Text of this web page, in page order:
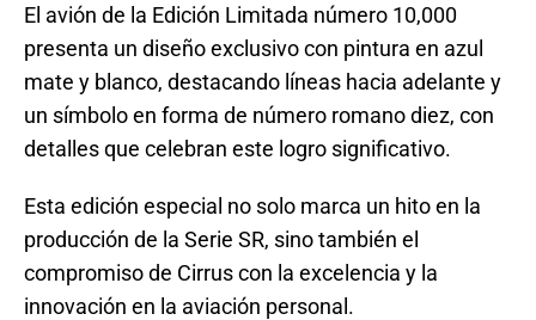
El avión de la Edición Limitada número 10,000
presenta un diseño exclusivo con pintura en azul
mate y blanco, destacando líneas hacia adelante y
un símbolo en forma de número romano diez, con
detalles que celebran este logro significativo.
Esta edición especial no solo marca un hito en la
producción de la Serie SR, sino también el
compromiso de Cirrus con la excelencia y la
innovación en la aviación personal.